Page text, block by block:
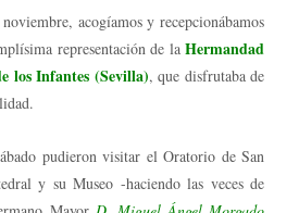
acogíamos y recepcionábamos
representación de la Hermandad
los Infantes (Sevilla), que disfrutaba de
pudieron visitar el Oratorio de San
y su Museo -haciendo las veces de